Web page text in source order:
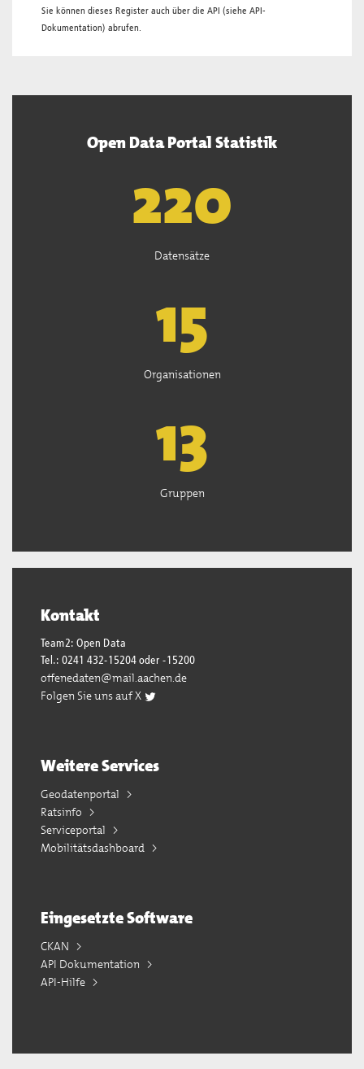
Sie können dieses Register auch über die API (siehe API-
Dokumentation) abrufen.
Open Data Portal Statistik
221
Datensätze
15
Organisationen
13
Gruppen
Kontakt
Team2: Open Data
Tel.: 0241 432-15204 oder -15200
offenedaten@mail.aachen.de
Folgen Sie uns auf X
Weitere Services
Geodatenportal
Ratsinfo
Serviceportal
Mobilitätsdashboard
Eingesetzte Software
CKAN
API Dokumentation
API-Hilfe